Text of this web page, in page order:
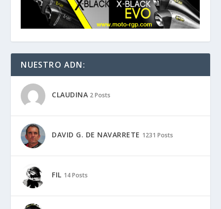
NUESTRO ADN:
CLAUDINA 2 Posts
DAVID G. DE NAVARRETE 1231 Posts
FIL 14 Posts